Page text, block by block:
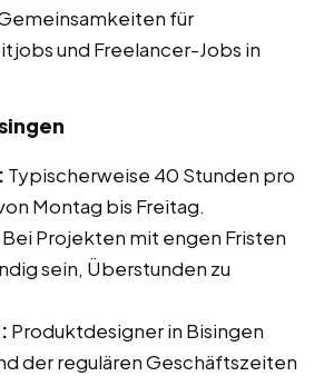
für
und Freelancer-Jobs in
Typischerweise 40 Stunden pro
Montag bis Freitag.
Bei Projekten mit engen Fristen
sein, Überstunden zu
Produktdesigner in Bisingen
der regulären Geschäftszeiten